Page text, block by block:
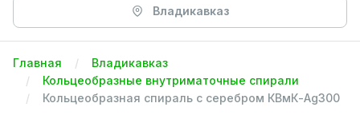
Владикавказ
Главная
Владикавказ
Кольцеобразные внутриматочные спирали
Кольцеобразная спираль с серебром КВмК-Ag300